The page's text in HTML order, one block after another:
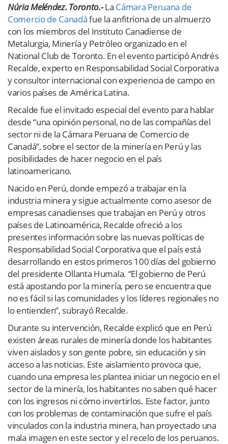
Núria Meléndez. Toronto.-La Cámara Peruana de
Comercio de Canadáfue la anfitriona de un almuerzo
con los miembros del Instituto Canadiense de
Metalurgia, Minería y Petróleo organizado en el
National Club de Toronto. En el evento participó Andrés
Recalde, experto en Responsabilidad Social Corporativa
y consultor internacional con experiencia de campo en
varios países de América Latina.
Recalde fue el invitado especial del evento para hablar
desde “una opinión personal, no de las compañías del
sector ni de la Cámara Peruana de Comercio de
Canadá”, sobre el sector de la minería en Perú y las
posibilidades de hacer negocio en el país
latinoamericano.
Nacido en Perú, donde empezó a trabajar en la
industria minera y sigue actualmente como asesor de
empresas canadienses que trabajan en Perú y otros
países de Latinoamérica, Recalde ofreció a los
presentes información sobre las nuevas políticas de
Responsabilidad Social Corporativa que el país está
desarrollando en estos primeros 100 días del gobierno
del presidente Ollanta Humala. “El gobierno de Perú
está apostando por la minería, pero se encuentra que
no es fácil si las comunidades y los líderes regionales no
lo entienden”, subrayó Recalde.
Durante su intervención, Recalde explicó que en Perú
existen áreas rurales de minería donde los habitantes
viven aislados y son gente pobre, sin educación y sin
acceso a las noticias. Este aislamiento provoca que,
cuando una empresa les plantea iniciar un negocio en el
sector de la minería, los habitantes no saben qué hacer
con los ingresos ni cómo invertirlos. Este factor, junto
con los problemas de contaminación que sufre el país
vinculados con la industria minera, han proyectado una
mala imagen en este sector y el recelo de los peruanos.